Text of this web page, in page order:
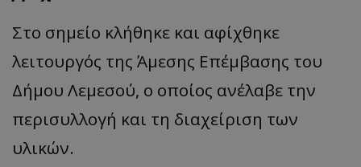
Στο σημείο κλήθηκε και αφίχθηκε
λειτουργός της Άμεσης Επέμβασης του
Δήμου Λεμεσού, ο οποίος ανέλαβε την
περισυλλογή και τη διαχείριση των
υλικών.